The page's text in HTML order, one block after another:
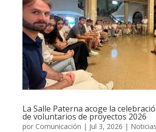
La Salle Paterna acoge la
de voluntarios de proyectos 2026
por Comunicación | Jul 3, 2026 |